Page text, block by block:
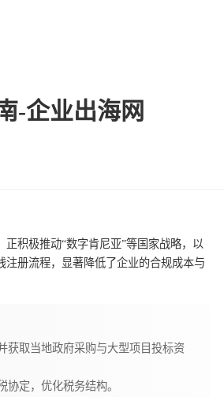
-企业出海网
积极推动“数字肯尼亚”等国家战略，以
册流程，显著降低了企业的合规成本与
获取当地政府采购与大型项目投标资
定，优化税务结构。